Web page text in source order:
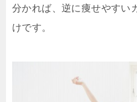
分かれば、逆に痩せやすい
けです。